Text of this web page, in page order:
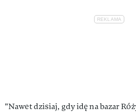
"Nawet dzisiaj, gdy idę na bazar